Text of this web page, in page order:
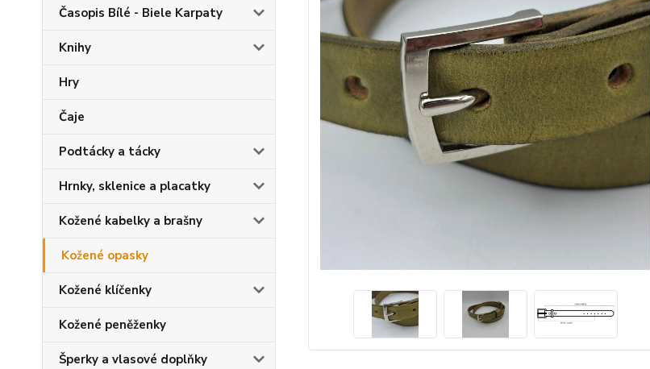
Časopis Bílé - Biele Karpaty
Knihy
Hry
Čaje
Podtácky a tácky
Hrnky, sklenice a placatky
Kožené kabelky a brašny
Kožené opasky
Kožené klíčenky
Kožené peněženky
Šperky a vlasové doplňky